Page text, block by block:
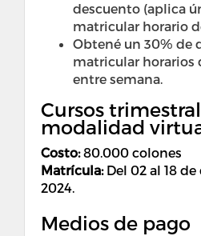
descuento (aplica
matricular horario
Obtené un 30% de
matricular horarios
entre semana.
Cursos
modalidad
Costo:80.000 colones
Matrícula: Del 02 al 18
2024.
Medios de pago